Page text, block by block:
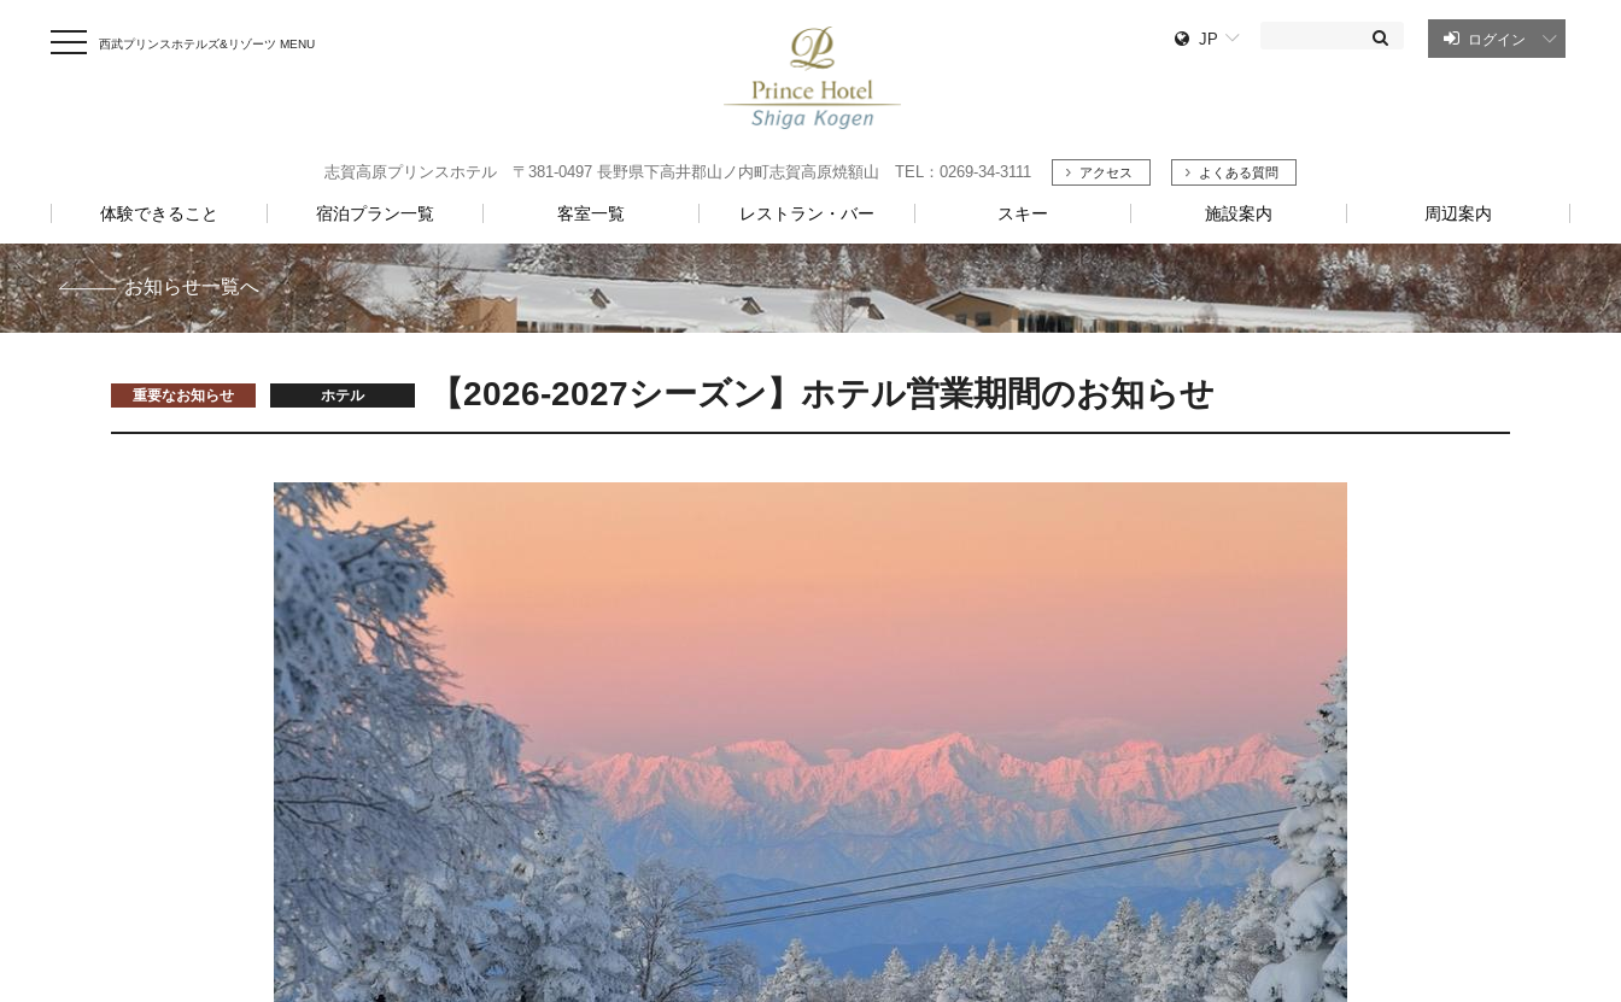
西武プリンスホテルズ&リゾーツ MENU JP ログイン
志賀高原プリンスホテル 〒381-0497 長野県下高井郡山ノ内町志賀高原焼額山 TEL：0269-34-3111 アクセス よくある質問
体験できること 宿泊プラン一覧 客室一覧 レストラン・バー スキー 施設案内 周辺案内
お知らせ一覧へ
重要なお知らせ ホテル 【2026‐2027シーズン】ホテル営業期間のお知らせ